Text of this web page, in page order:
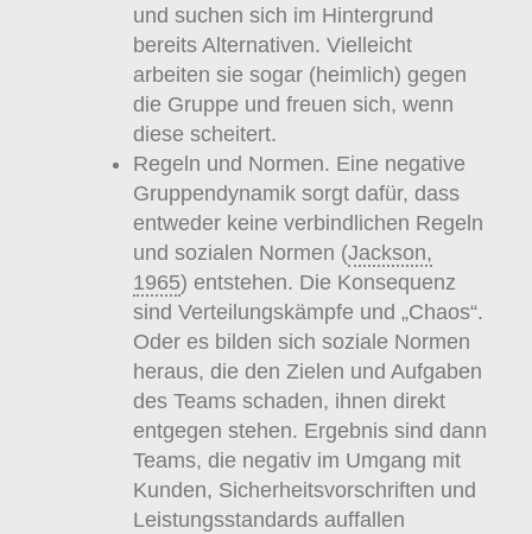
und suchen sich im Hintergrund
bereits Alternativen. Vielleicht
arbeiten sie sogar (heimlich) gegen
die Gruppe und freuen sich, wenn
diese scheitert.
Regeln und Normen. Eine negative
Gruppendynamik sorgt dafür, dass
entweder keine verbindlichen Regeln
und sozialen Normen (Jackson,
1965) entstehen. Die Konsequenz
sind Verteilungskämpfe und „Chaos“.
Oder es bilden sich soziale Normen
heraus, die den Zielen und Aufgaben
des Teams schaden, ihnen direkt
entgegen stehen. Ergebnis sind dann
Teams, die negativ im Umgang mit
Kunden, Sicherheitsvorschriften und
Leistungsstandards auffallen